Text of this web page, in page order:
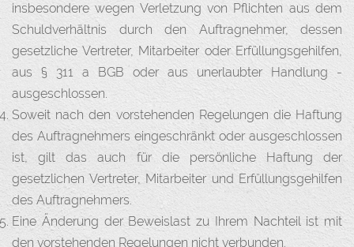
insbesondere wegen Verletzung von Pflichten aus dem
Schuldverhältnis durch den Auftragnehmer, dessen
gesetzliche Vertreter, Mitarbeiter oder Erfüllungsgehilfen,
aus § 311 a BGB oder aus unerlaubter Handlung -
ausgeschlossen.
Soweit nach den vorstehenden Regelungen die Haftung
des Auftragnehmers eingeschränkt oder ausgeschlossen
ist, gilt das auch für die persönliche Haftung der
gesetzlichen Vertreter, Mitarbeiter und Erfüllungsgehilfen
des Auftragnehmers.
Eine Änderung der Beweislast zu Ihrem Nachteil ist mit
den vorstehenden Regelungen nicht verbunden.